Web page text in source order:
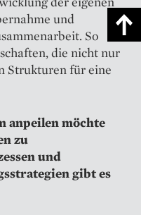
und
So
die nicht nur
Strukturen für eine
anpeilen möchte
zu
und
gibt es